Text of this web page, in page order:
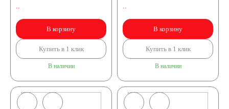
..
В корзину
Купить в 1 клик
В наличии
..
В корзину
Купить в 1 клик
В наличии